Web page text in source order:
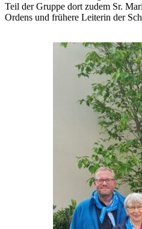
Teil der Gruppe dort zudem Sr.
Ordens und frühere Leiterin der